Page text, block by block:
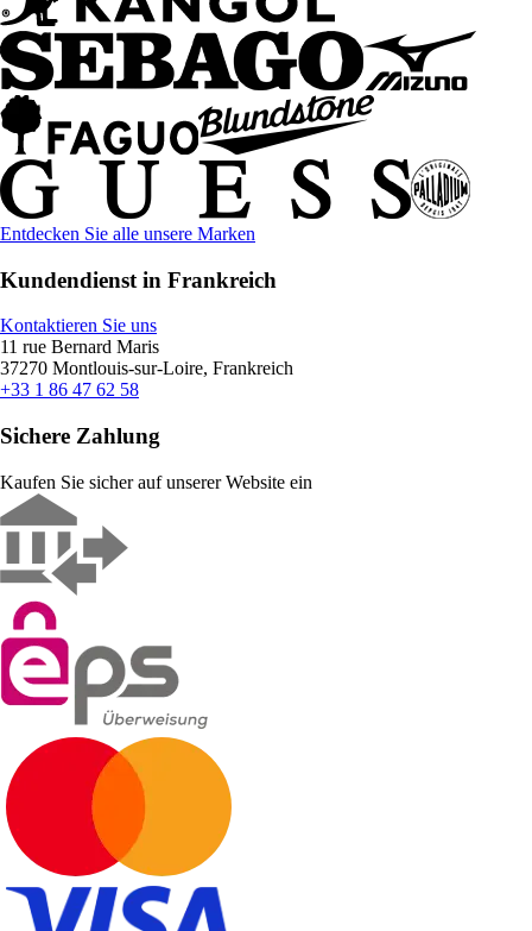
Entdecken Sie alle unsere Marken
Kundendienst in Frankreich
Kontaktieren Sie uns
11 rue Bernard Maris
37270 Montlouis-sur-Loire, Frankreich
+33 1 86 47 62 58
Sichere Zahlung
Kaufen Sie sicher auf unserer Website ein